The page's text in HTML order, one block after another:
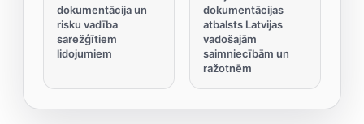
dokumentācija un
risku vadība
sarežģītiem
lidojumiem
dokumentācijas
atbalsts Latvijas
vadošajām
saimniecībām un
ražotnēm